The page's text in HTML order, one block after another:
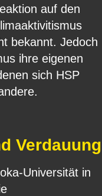
auf den
bekannt. Jedoch
ihre eigenen
sich HSP
Verdauung
Universität in